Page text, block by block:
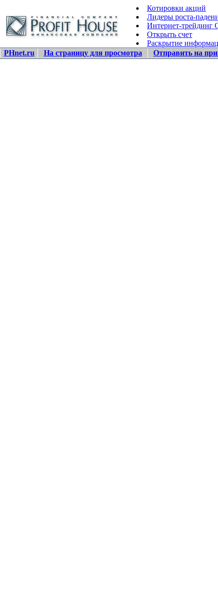
Котировки акций
Лидеры роста-
Интернет-трейдинг
Открыть счет
Раскрытие
PHnet.ru
На страницу для просмотра Отправить на